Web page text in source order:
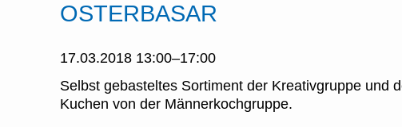
OSTERBASAR
17.03.2018 13:00–17:00
Selbst gebasteltes Sortiment der Kreativgruppe und
Kuchen von der Männerkochgruppe.